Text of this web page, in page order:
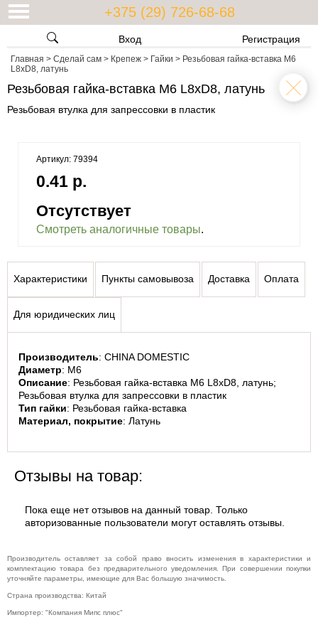
+375 (29) 726-68-68
Вход Регистрация
Главная > Сделай сам > Крепеж > Гайки > Резьбовая гайка-вставка М6
L8xD8, латунь
Резьбовая гайка-вставка М6 L8xD8, латунь
Резьбовая втулка для запрессовки в пластик
Артикул: 79394
0.41 р.
Отсутствует
Смотреть аналогичные товары.
Характеристики Пункты самовывоза Доставка Оплата
Для юридических лиц
Производитель: CHINA DOMESTIC
Диаметр: M6
Описание: Резьбовая гайка-вставка М6 L8xD8, латунь;
Резьбовая втулка для запрессовки в пластик
Тип гайки: Резьбовая гайка-вставка
Материал, покрытие: Латунь
Отзывы на товар:
Пока еще нет отзывов на данный товар. Только
авторизованные пользователи могут оставлять отзывы.
Производитель оставляет за собой право вносить изменения в характеристики и
комплектацию товара без предварительного уведомления. При совершении покупки
уточняйте параметры, имеющие для Вас большую значимость.
Страна производства: Китай
Импортер: "Компания Мипс плюс"